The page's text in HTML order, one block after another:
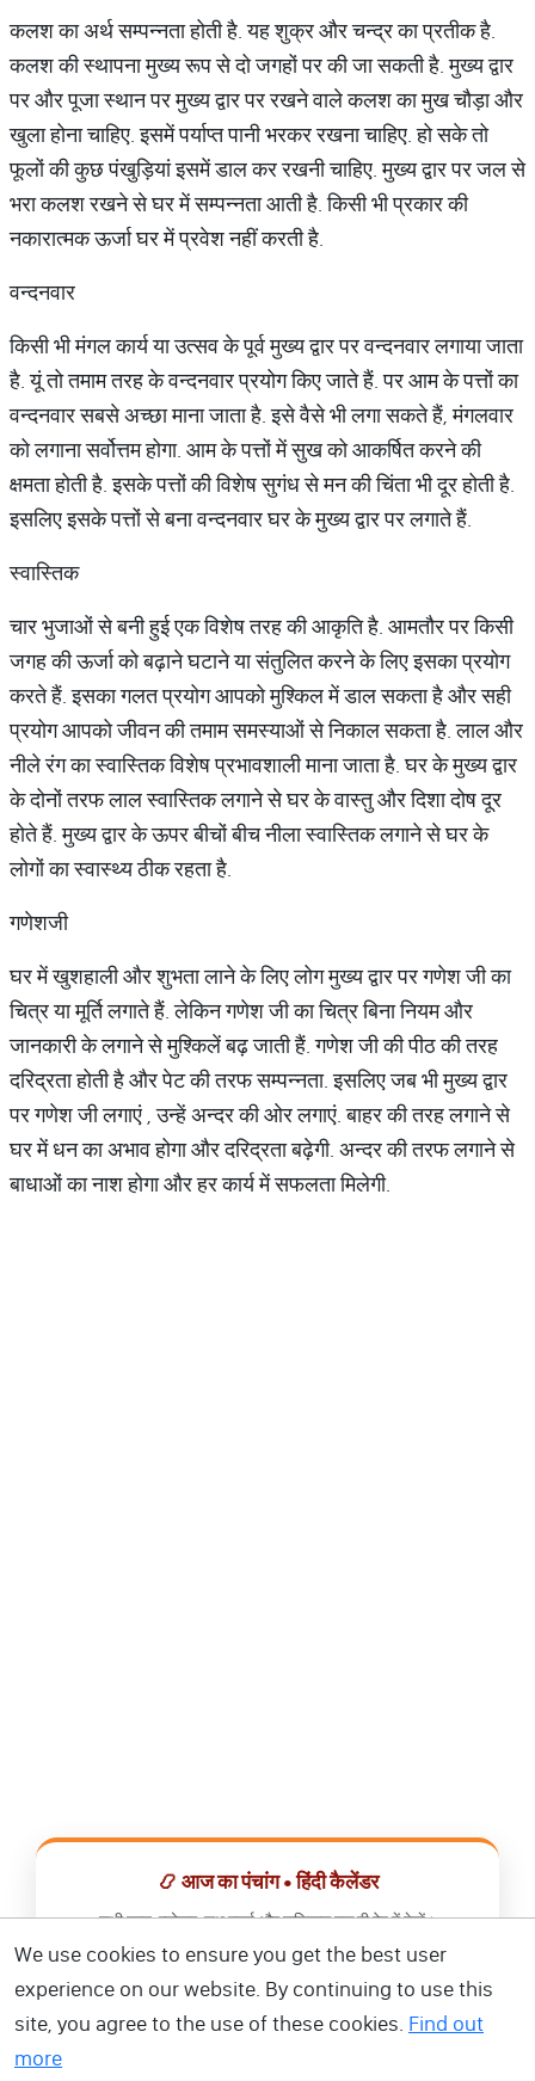
कलश का अर्थ सम्पन्नता होती है. यह शुक्र और चन्द्र का प्रतीक है.
कलश की स्थापना मुख्य रूप से दो जगहों पर की जा सकती है. मुख्य द्वार
पर और पूजा स्थान पर मुख्य द्वार पर रखने वाले कलश का मुख चौड़ा और
खुला होना चाहिए. इसमें पर्याप्त पानी भरकर रखना चाहिए. हो सके तो
फूलों की कुछ पंखुड़ियां इसमें डाल कर रखनी चाहिए. मुख्य द्वार पर जल से
भरा कलश रखने से घर में सम्पन्नता आती है. किसी भी प्रकार की
नकारात्मक ऊर्जा घर में प्रवेश नहीं करती है.
वन्दनवार
किसी भी मंगल कार्य या उत्सव के पूर्व मुख्य द्वार पर वन्दनवार लगाया जाता
है. यूं तो तमाम तरह के वन्दनवार प्रयोग किए जाते हैं. पर आम के पत्तों का
वन्दनवार सबसे अच्छा माना जाता है. इसे वैसे भी लगा सकते हैं, मंगलवार
को लगाना सर्वोत्तम होगा. आम के पत्तों में सुख को आकर्षित करने की
क्षमता होती है. इसके पत्तों की विशेष सुगंध से मन की चिंता भी दूर होती है.
इसलिए इसके पत्तों से बना वन्दनवार घर के मुख्य द्वार पर लगाते हैं.
स्वास्तिक
चार भुजाओं से बनी हुई एक विशेष तरह की आकृति है. आमतौर पर किसी
जगह की ऊर्जा को बढ़ाने घटाने या संतुलित करने के लिए इसका प्रयोग
करते हैं. इसका गलत प्रयोग आपको मुश्किल में डाल सकता है और सही
प्रयोग आपको जीवन की तमाम समस्याओं से निकाल सकता है. लाल और
नीले रंग का स्वास्तिक विशेष प्रभावशाली माना जाता है. घर के मुख्य द्वार
के दोनों तरफ लाल स्वास्तिक लगाने से घर के वास्तु और दिशा दोष दूर
होते हैं. मुख्य द्वार के ऊपर बीचों बीच नीला स्वास्तिक लगाने से घर के
लोगों का स्वास्थ्य ठीक रहता है.
गणेशजी
घर में खुशहाली और शुभता लाने के लिए लोग मुख्य द्वार पर गणेश जी का
चित्र या मूर्ति लगाते हैं. लेकिन गणेश जी का चित्र बिना नियम और
जानकारी के लगाने से मुश्किलें बढ़ जाती हैं. गणेश जी की पीठ की तरह
दरिद्रता होती है और पेट की तरफ सम्पन्नता. इसलिए जब भी मुख्य द्वार
पर गणेश जी लगाएं , उन्हें अन्दर की ओर लगाएं. बाहर की तरह लगाने से
घर में धन का अभाव होगा और दरिद्रता बढ़ेगी. अन्दर की तरफ लगाने से
बाधाओं का नाश होगा और हर कार्य में सफलता मिलेगी.
📿 आज का पंचांग • हिंदी कैलेंडर
सभी व्रत, त्योहार, शुभ मुहूर्त और राशिफल एक ही ऐप में देखें।
📅 हिंदी कैलेंडर ऐप डाउनलोड करें
We use cookies to ensure you get the best user
experience on our website. By continuing to use this
site, you agree to the use of these cookies. Find out
more